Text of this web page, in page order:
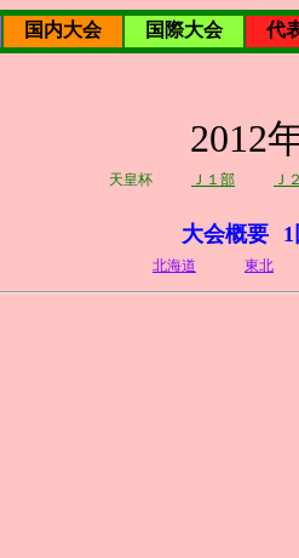
国内大会 国際大会 代
2012
天皇杯 Ｊ１部 Ｊ
大会概要
北海道 東北